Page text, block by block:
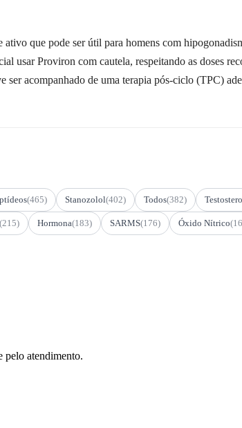
que pode ser útil para homens com
usar Proviron com cautela, respeitando as doses
acompanhado de uma terapia pós-ciclo (TPC)
(465) Stanozolol(402) Todos(382)
(215) Hormona(183) SARMS(176) Óxido Nítrico
pelo atendimento.